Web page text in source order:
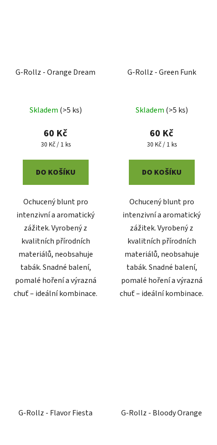
G-Rollz - Orange Dream
Skladem (>5 ks)
60 Kč
Měrná
30 Kč / 1 ks
DO KOŠÍKU
Ochucený blunt pro
intenzivní a aromatický
zážitek. Vyrobený z
kvalitních přírodních
materiálů, neobsahuje
tabák. Snadné balení,
pomalé hoření a výrazná
chuť – ideální kombinace.
G-Rollz - Green Funk
Skladem (>5 ks)
60 Kč
Měrná
30 Kč / 1 ks
DO KOŠÍKU
Ochucený blunt pro
intenzivní a aromatický
zážitek. Vyrobený z
kvalitních přírodních
materiálů, neobsahuje
tabák. Snadné balení,
pomalé hoření a výrazná
chuť – ideální kombinace.
G-Rollz - Flavor Fiesta G-Rollz - Bloody Orange
Poslat